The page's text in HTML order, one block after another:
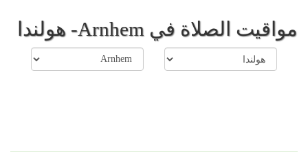
مواقيت الصلاة في Arnhem- هولندا